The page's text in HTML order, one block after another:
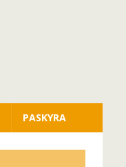
PASKYRA